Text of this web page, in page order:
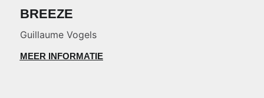
BREEZE
Guillaume Vogels
MEER INFORMATIE